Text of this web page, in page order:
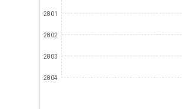
2801
2802
2803
2804